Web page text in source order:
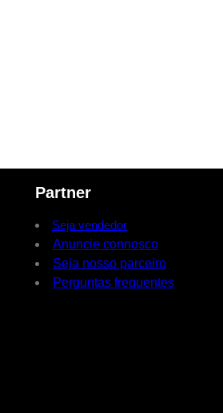
Partner
Seja vendedor
Anuncie connosco
Seja nosso parceiro
Perguntas frequentes